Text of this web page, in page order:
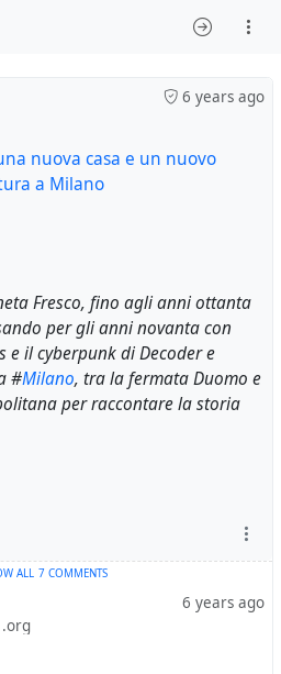
6 years ago
nuova casa e un nuovo
a Milano
Fresco, fino agli anni ottanta
per gli anni novanta con
e il cyberpunk di Decoder e
#Milano, tra la fermata Duomo e
per raccontare la storia
ALL 7 COMMENTS
6 years ago